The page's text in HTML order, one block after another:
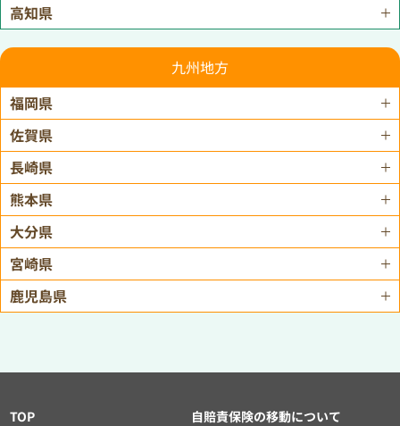
高知県
九州地方
福岡県
佐賀県
長崎県
熊本県
大分県
宮崎県
鹿児島県
TOP
自賠責保険の移動について